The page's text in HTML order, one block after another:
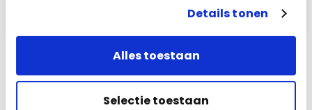
Details tonen
Alles toestaan
Selectie toestaan
Stel nu jouw pakket samen